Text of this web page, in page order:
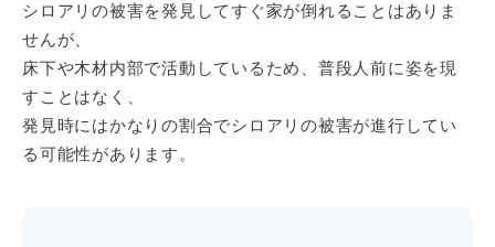
シロアリの被害を発見してすぐ家が倒れることはありま
せんが、
床下や木材内部で活動しているため、普段人前に姿を現
すことはなく、
発見時にはかなりの割合でシロアリの被害が進行してい
る可能性があります。